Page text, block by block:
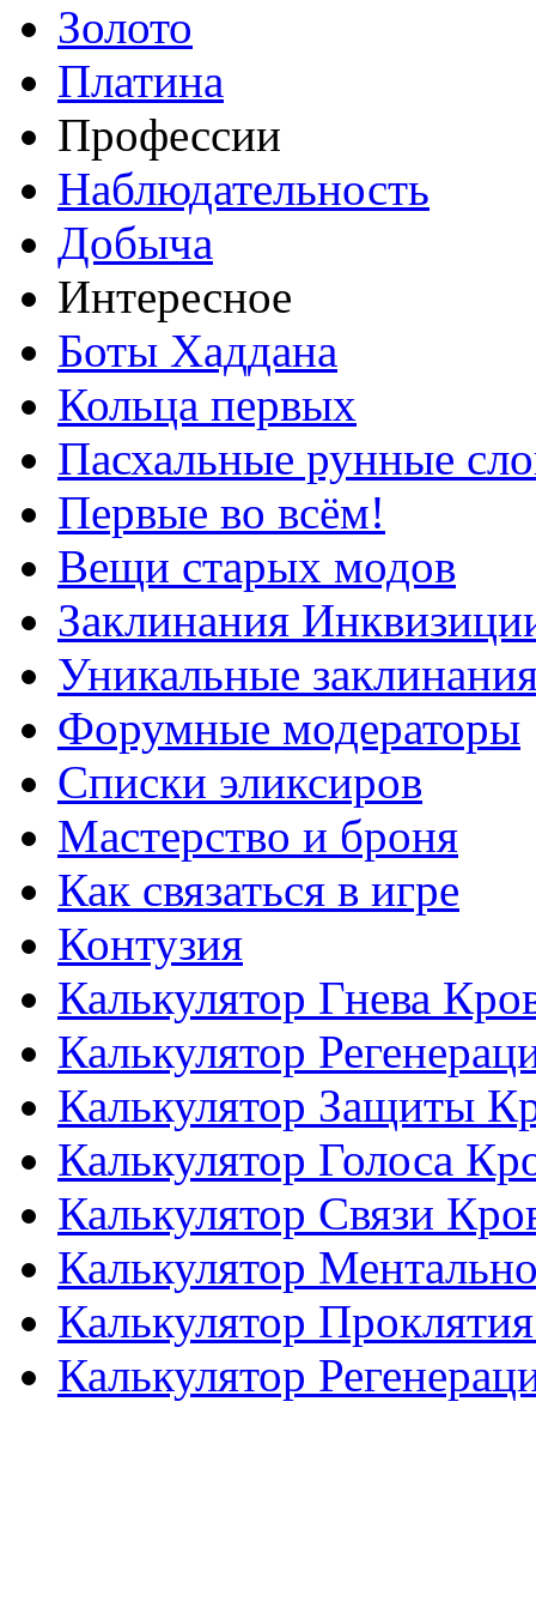
Золото
Платина
Профессии
Наблюдательность
Добыча
Интересное
Боты Хаддана
Кольца первых
Пасхальные рунные
Первые во всём!
Вещи старых модов
Заклинания
Уникальные
Форумные модераторы
Списки эликсиров
Мастерство и броня
Как связаться в игре
Контузия
Калькулятор Гнева
Калькулятор
Калькулятор Защиты
Калькулятор Голоса
Калькулятор Связи
Калькулятор
Калькулятор
Калькулятор